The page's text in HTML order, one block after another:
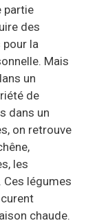
partie
des
la
Mais
un
de
dans un
on retrouve
les
Ces légumes
chaude.